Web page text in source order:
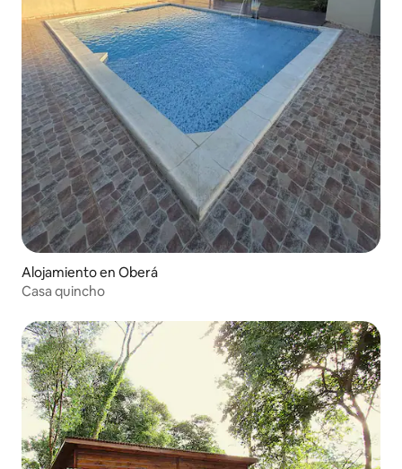
Alojamiento en Oberá
Casa quincho